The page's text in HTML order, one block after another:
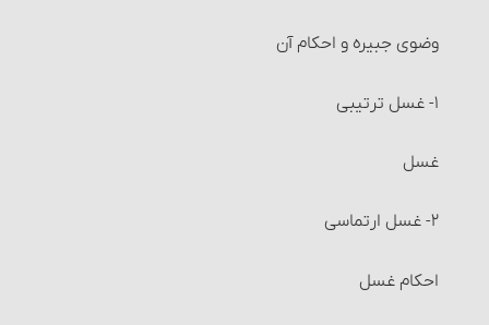
وضوی جبیره و احکام آن
۱- غسل ترتیبی
غسل
۲- غسل ارتماسی‏
احکام غسل‏